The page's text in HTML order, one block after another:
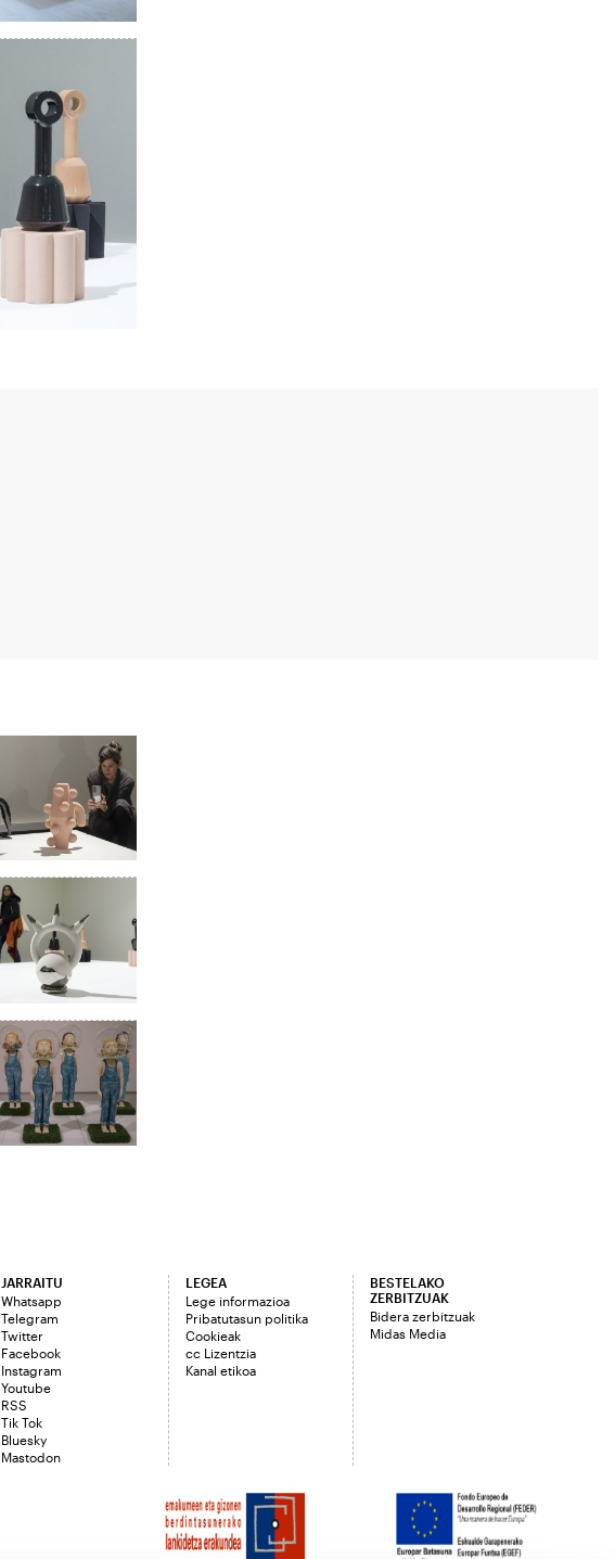
JARRAITU
Whatsapp
Telegram
Twitter
Facebook
Instagram
Youtube
RSS
Tik Tok
Bluesky
Mastodon
LEGEA
Lege informazioa
Pribatutasun politika
Cookieak
cc Lizentzia
Kanal etikoa
BESTELAKO
ZERBITZUAK
Bidera zerbitzuak
Midas Media